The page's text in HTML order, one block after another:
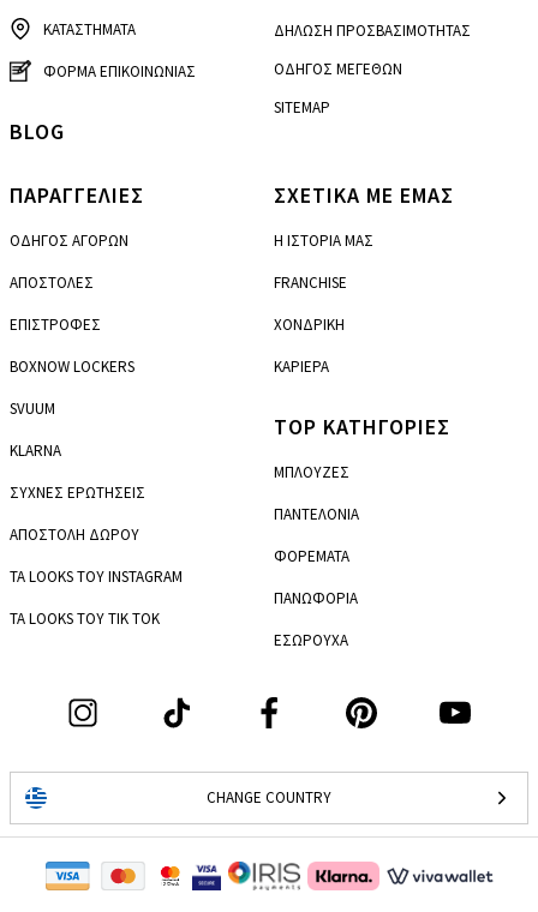
ΚΑΤΑΣΤΗΜΑΤΑ
ΦΟΡΜΑ ΕΠΙΚΟΙΝΩΝΙΑΣ
ΠΑΡΑΓΓΕΛΙΕΣ
ΟΔΗΓΟΣ ΑΓΟΡΩΝ
ΑΠΟΣΤΟΛΕΣ
ΕΠΙΣΤΡΟΦΕΣ
BOXNOW LOCKERS
SVUUM
KLARNA
ΣΥΧΝΕΣ ΕΡΩΤΗΣΕΙΣ
ΑΠΟΣΤΟΛΗ ΔΩΡΟΥ
ΤΑ LOOKS ΤΟΥ INSTAGRAM
ΤΑ LOOKS ΤΟΥ TIK TOK
ΔΗΛΩΣΗ ΠΡΟΣΒΑΣΙΜΟΤΗΤΑΣ
ΟΔΗΓΟΣ ΜΕΓΕΘΩΝ
SITEMAP
ΣΧΕΤΙΚΑ ΜΕ ΕΜΑΣ
Η ΙΣΤΟΡΙΑ ΜΑΣ
FRANCHISE
ΧΟΝΔΡΙΚΗ
ΚΑΡΙΕΡΑ
CHANGE COUNTRY
TOP ΚΑΤΗΓΟΡΙΕΣ
ΜΠΛΟΥΖΕΣ
ΠΑΝΤΕΛΟΝΙΑ
ΦΟΡΕΜΑΤΑ
ΠΑΝΩΦΟΡΙΑ
ΕΣΩΡΟΥΧΑ
BLOG